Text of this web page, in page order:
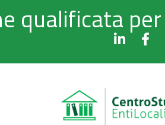
qualificata